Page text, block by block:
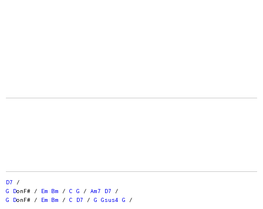
D7 /
G
DonF# / Em Bm / C G / Am7 D7 /
G
DonF# / Em Bm / C D7 / G Gsus4 G /